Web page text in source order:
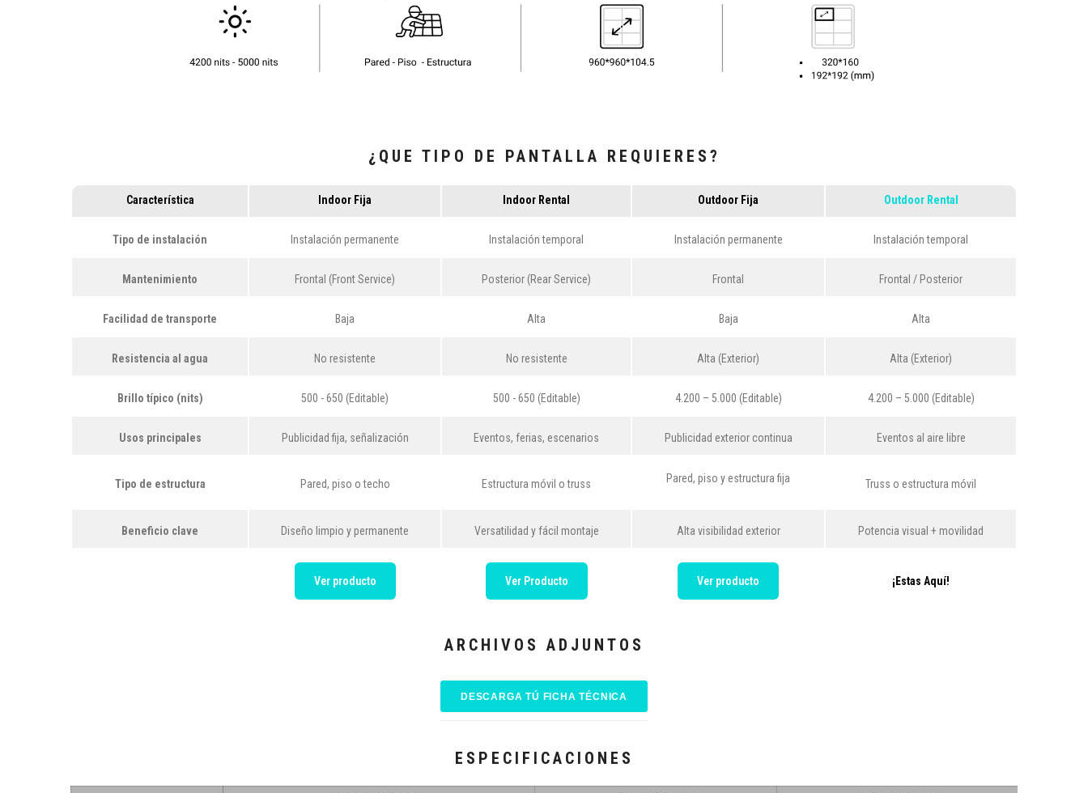
¿QUE TIPO DE PANTALLA REQUIERES?
Característica Indoor Fija Indoor Rental Outdoor Fija Outdoor Rental
Tipo de instalación Instalación permanente Instalación temporal Instalación permanente Instalación temporal
Mantenimiento Frontal (Front Service) Posterior (Rear Service) Frontal Frontal / Posterior
Facilidad de transporte Baja Alta Baja Alta
Resistencia al agua No resistente No resistente Alta (Exterior) Alta (Exterior)
Brillo típico (nits) 500 - 650 (Editable) 500 - 650 (Editable) 4.200 – 5.000 (Editable) 4.200 – 5.000 (Editable)
Usos principales Publicidad fija, señalización Eventos, ferias, escenarios Publicidad exterior continua Eventos al aire libre
Tipo de estructura Pared, piso o techo Estructura móvil o truss Pared, piso y estructura fija Truss o estructura móvil
Beneficio clave Diseño limpio y permanente Versatilidad y fácil montaje Alta visibilidad exterior Potencia visual + movilidad
Ver producto Ver Producto Ver producto ¡Estas Aquí!
ARCHIVOS ADJUNTOS
DESCARGA TÚ FICHA TÉCNICA
ESPECIFICACIONES